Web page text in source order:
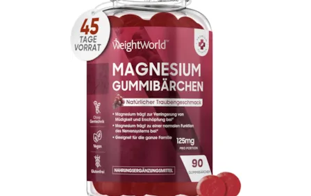
Selen (Se)
Silicium (Si)
Zink (Zn)
Vitamin B12
Vitamin C
Vitamin D
Vitamin E
Vitamin K
Vitamin Q (Q10)